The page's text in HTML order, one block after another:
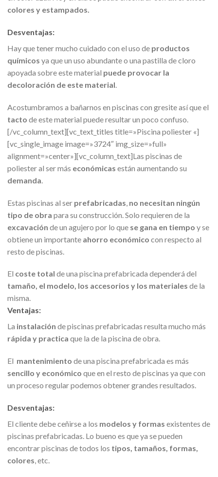
colores y estampados.
Desventajas:
Hay que tener mucho cuidado con el uso de productos
químicos ya que un uso abundante o una pastilla de cloro
apoyada sobre este material puede provocar la
decoloración de este material.
Acostumbramos a bañarnos en piscinas con gresite así que el
tacto de este material puede resultar un poco confuso.
[/vc_column_text][vc_text_titles title=»Piscina poliester «]
[vc_single_image image=»3724″ img_size=»full»
alignment=»center»][vc_column_text]Las piscinas de
poliester al ser más económicas están aumentando su
demanda.
Estas piscinas al ser prefabricadas no necesitan ningún
tipo de obra para su construcción. Solo requieren de la
excavación de un agujero por lo que se gana en tiempo y se
obtiene un importante ahorro económico con respecto al
resto de piscinas.
El coste total de una piscina prefabricada dependerá del
tamaño, el modelo, los accesorios y los materiales de la
misma.
Ventajas:
La instalación de piscinas prefabricadas resulta mucho más
rápida y practica que la de la piscina de obra.
El mantenimiento de una piscina prefabricada es más
sencillo y económico que en el resto de piscinas ya que con
un proceso regular podemos obtener grandes resultados.
Desventajas:
El cliente debe ceñirse a los modelos y formas existentes de
piscinas prefabricadas. Lo bueno es que ya se pueden
encontrar piscinas de todos los tipos, tamaños, formas,
colores, etc.